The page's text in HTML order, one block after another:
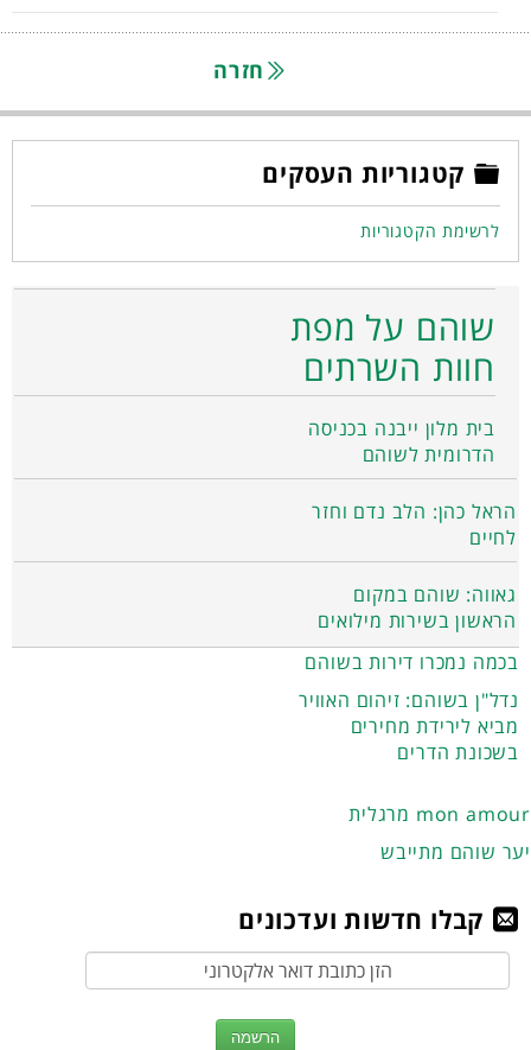
חזרה
קטגוריות העסקים
לרשימת הקטגוריות
שוהם על מפת
חוות השרתים
בית מלון ייבנה בכניסה
הדרומית לשוהם
הראל כהן: הלב נדם וחזר
לחיים
גאווה: שוהם במקום
הראשון בשירות מילואים
בכמה נמכרו דירות בשוהם
נדל"ן בשוהם: זיהום האוויר
מביא לירידת מחירים
בשכונת הדרים
מרגלית mon amour
יער שוהם מתייבש
קבלו חדשות ועדכונים